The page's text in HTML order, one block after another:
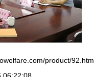
product/